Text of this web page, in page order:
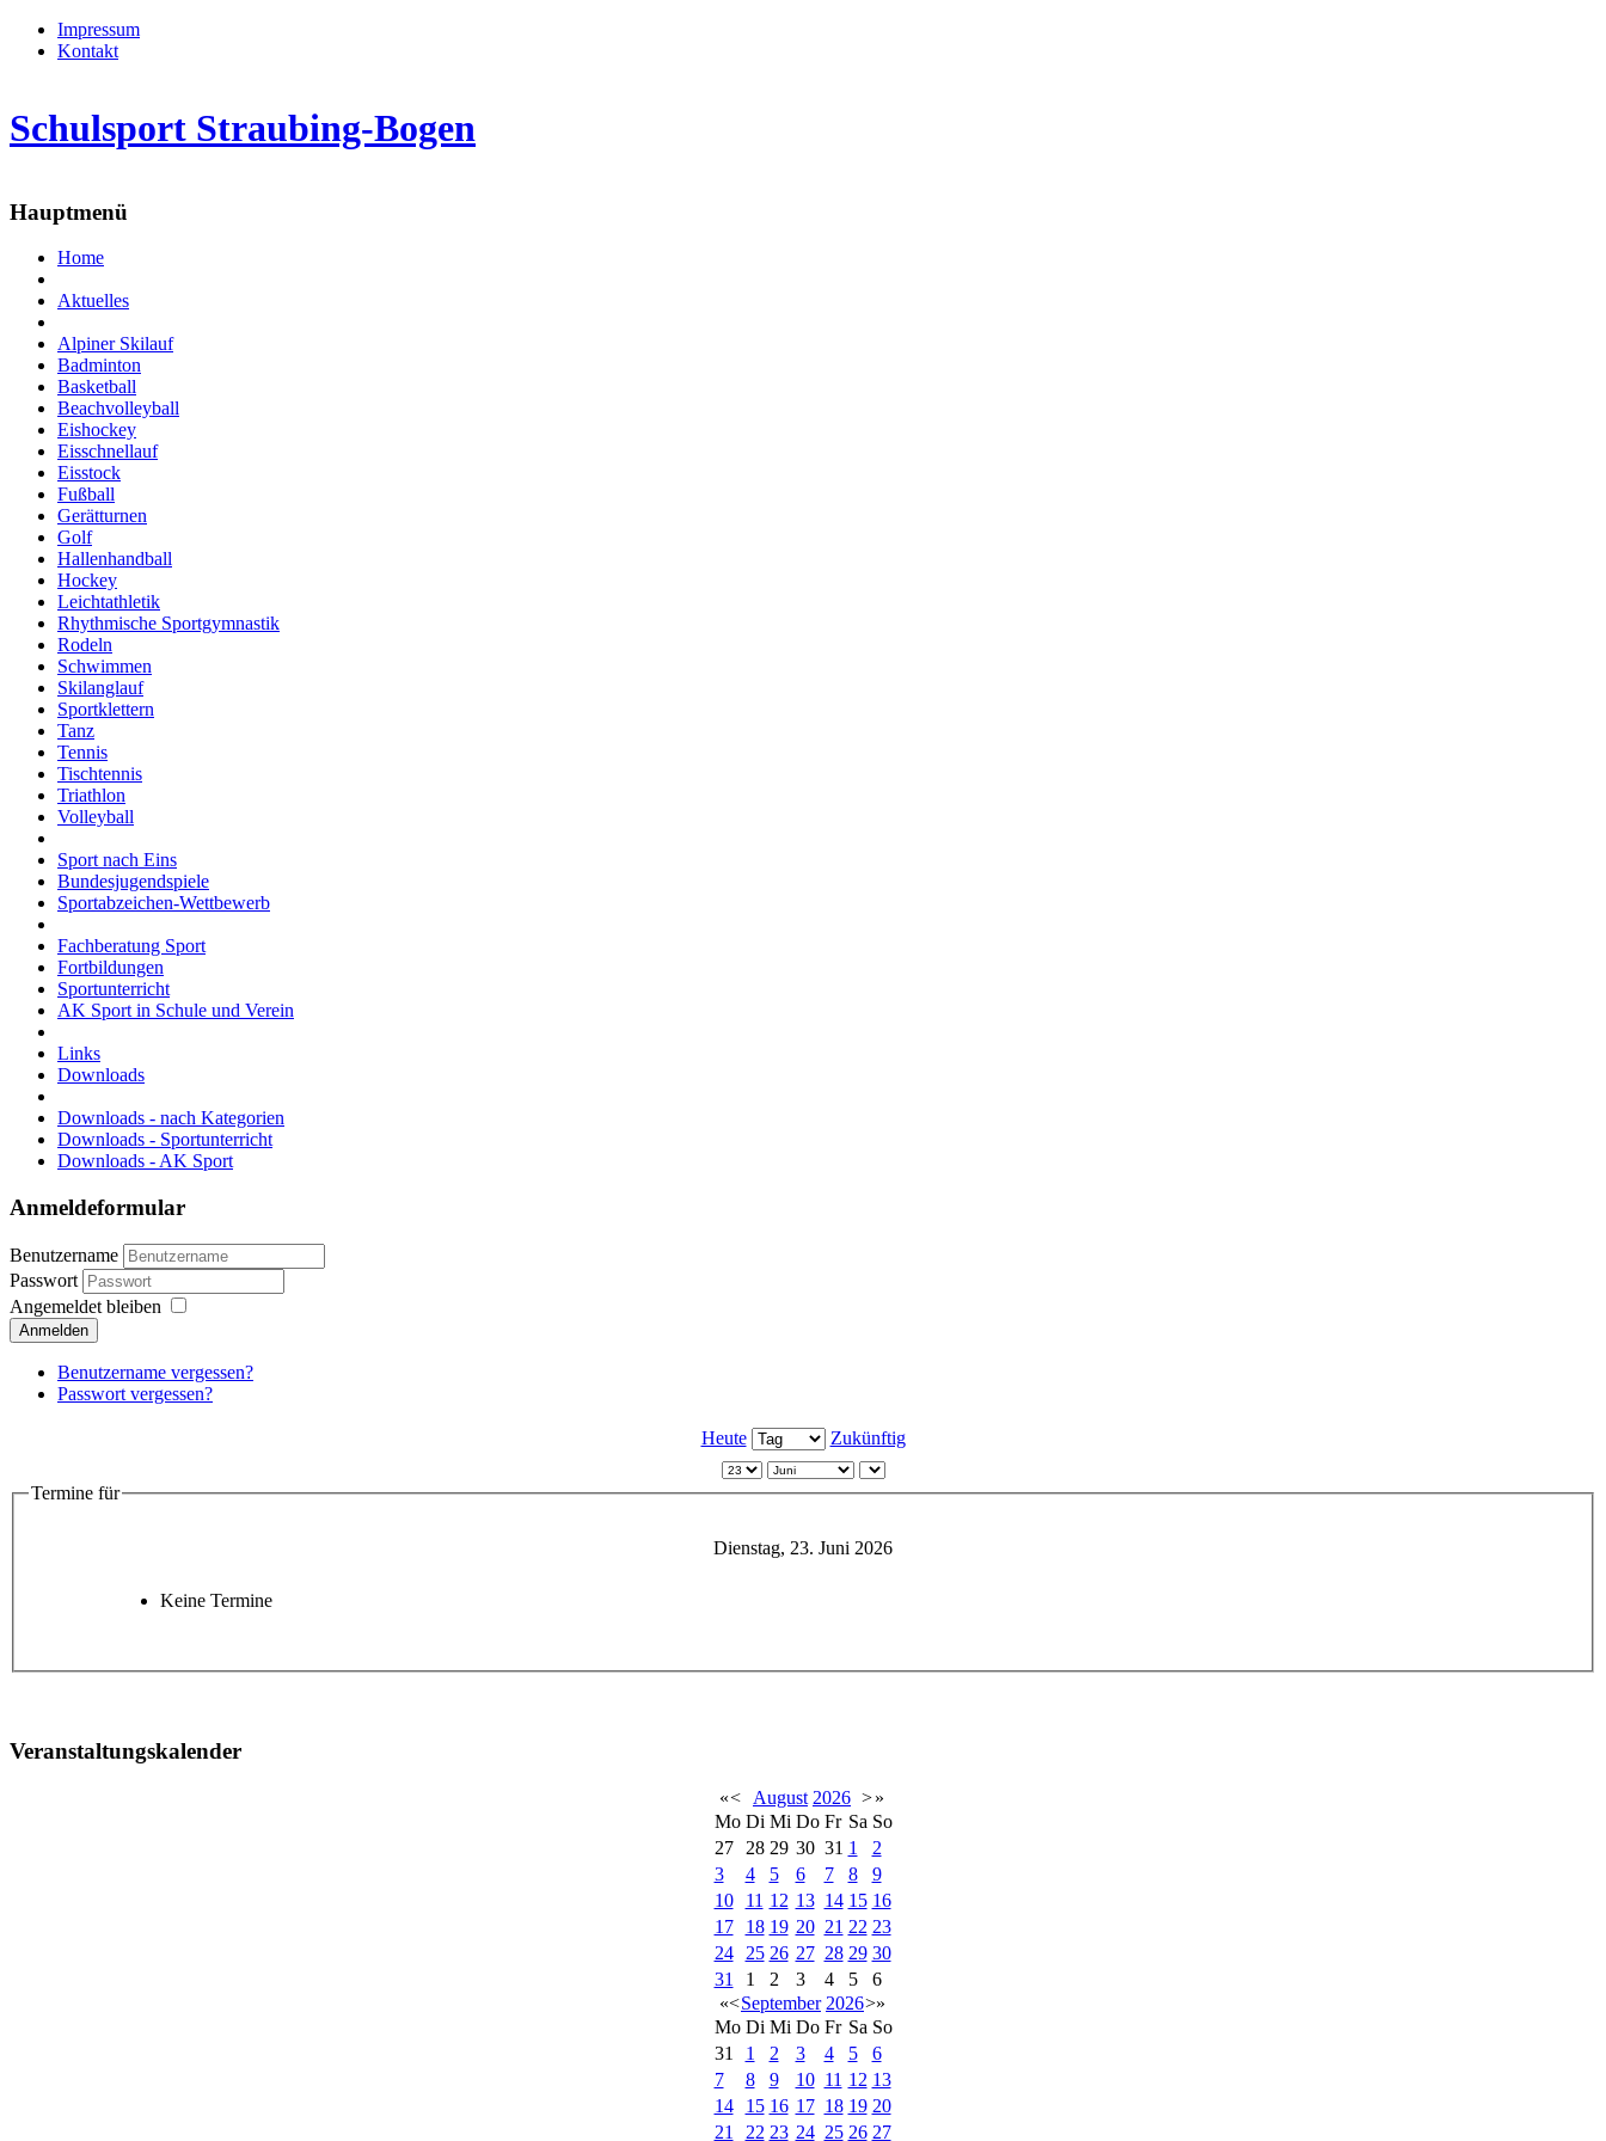
Impressum
Kontakt
Schulsport Straubing-Bogen
Hauptmenü
Home
Aktuelles
Alpiner Skilauf
Badminton
Basketball
Beachvolleyball
Eishockey
Eisschnellauf
Eisstock
Fußball
Gerätturnen
Golf
Hallenhandball
Hockey
Leichtathletik
Rhythmische Sportgymnastik
Rodeln
Schwimmen
Skilanglauf
Sportklettern
Tanz
Tennis
Tischtennis
Triathlon
Volleyball
Sport nach Eins
Bundesjugendspiele
Sportabzeichen-Wettbewerb
Fachberatung Sport
Fortbildungen
Sportunterricht
AK Sport in Schule und Verein
Links
Downloads
Downloads - nach Kategorien
Downloads - Sportunterricht
Downloads - AK Sport
Anmeldeformular
Benutzername
Passwort
Angemeldet bleiben
Anmelden
Benutzername vergessen?
Passwort vergessen?
Heute Zukünftig
Termine für
Dienstag, 23. Juni 2026
Keine Termine
Veranstaltungskalender
«< August 2026 >»
Mo Di Mi Do Fr Sa So
27
28 29 30 31 1
2
3
4 5 6 7 8
9
10
11 12 13 14 15 16
17
18 19 20 21 22 23
24
25 26 27 28 29 30
31
1 2 3 4 5
6
«<September 2026>»
Mo Di Mi Do Fr Sa So
31
1 2 3 4 5
6
7
8 9 10 11 12 13
14
15 16 17 18 19 20
21
22 23 24 25 26 27